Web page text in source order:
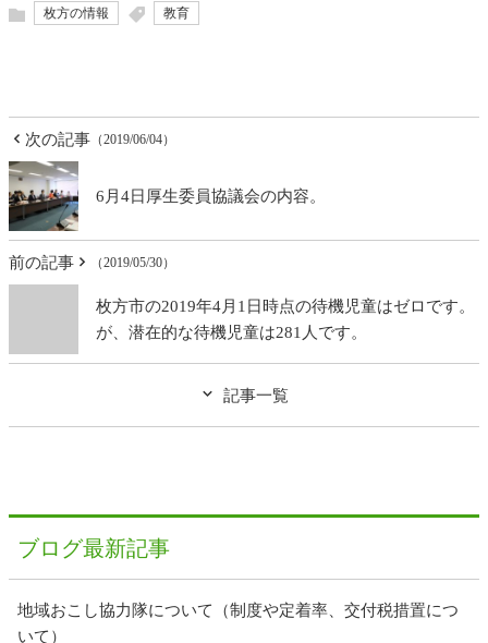
枚方の情報 教育
次の記事 （2019/06/04）
6月4日厚生委員協議会の内容。
前の記事 （2019/05/30）
枚方市の2019年4月1日時点の待機児童はゼロです。
が、潜在的な待機児童は281人です。
記事一覧
ブログ最新記事
地域おこし協力隊について（制度や定着率、交付税措置につ
いて）